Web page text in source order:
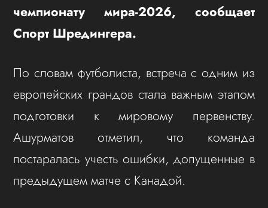
чемпионату мира-2026, сообщает
Спорт Шредингера.
По словам футболиста, встреча с одним из
европейских грандов стала важным этапом
подготовки к мировому первенству.
Ашурматов отметил, что команда
постаралась учесть ошибки, допущенные в
предыдущем матче с Канадой.